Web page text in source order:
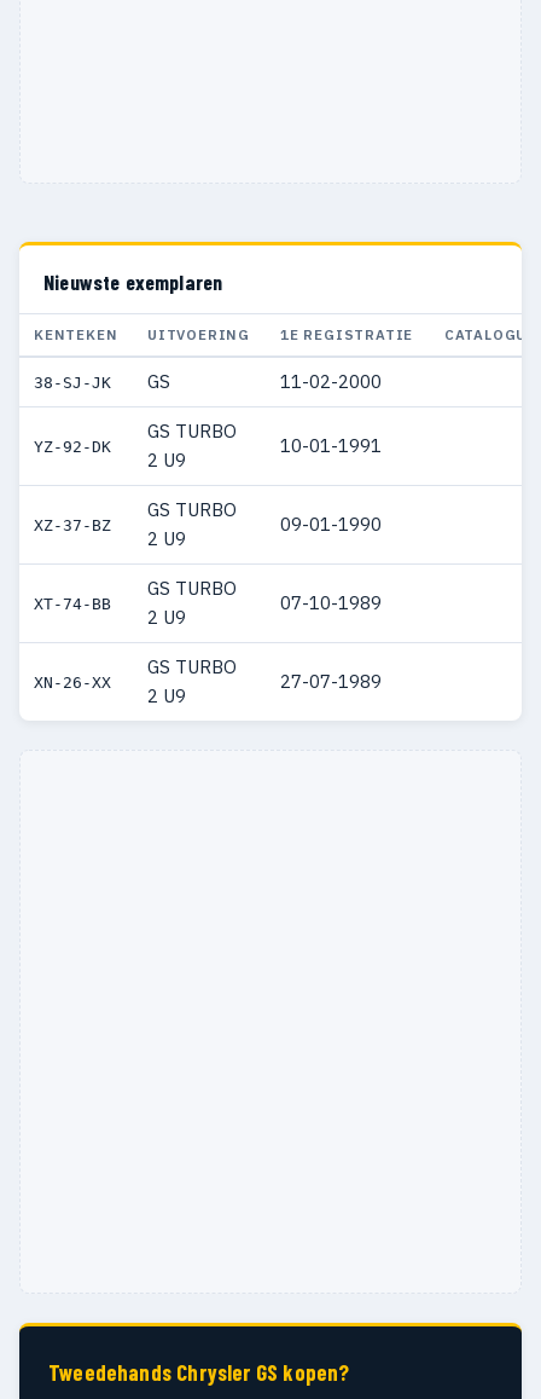
Nieuwste exemplaren
KENTEKEN UITVOERING 1E REGISTRATIE
38-SJ-JK GS 11-02-2000
YZ-92-DK
GS TURBO
2 U9
10-01-1991
XZ-37-BZ
GS TURBO
2 U9
09-01-1990
XT-74-BB
GS TURBO
2 U9
07-10-1989
XN-26-XX
GS TURBO
2 U9
27-07-1989
Tweedehands Chrysler GS kopen?